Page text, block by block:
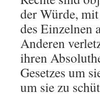
der Würde,
des Einzelnen
Anderen
ihren
Gesetzes um
um sie zu